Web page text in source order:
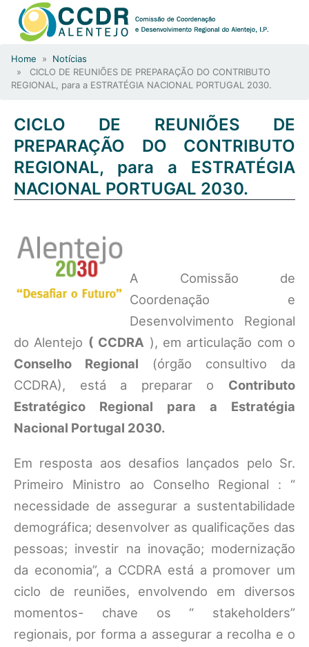
Home » Notícias
» CICLO DE REUNIÕES DE PREPARAÇÃO DO CONTRIBUTO
REGIONAL, para a ESTRATÉGIA NACIONAL PORTUGAL 2030.
CICLO DE REUNIÕES DE
PREPARAÇÃO DO CONTRIBUTO
REGIONAL, para a ESTRATÉGIA
NACIONAL PORTUGAL 2030.
A Comissão de
Coordenação e
Desenvolvimento Regional
do Alentejo ( CCDRA ), em articulação com o
Conselho Regional
(órgão consultivo da
CCDRA), está a preparar o Contributo
Estratégico Regional para a Estratégia
Nacional Portugal 2030.
Em resposta aos desafios lançados pelo Sr.
Primeiro Ministro ao Conselho Regional : “
necessidade de assegurar a sustentabilidade
demográfica; desenvolver as qualificações das
pessoas; investir na inovação; modernização
da economia”, a CCDRA está a promover um
ciclo de reuniões, envolvendo em diversos
momentos- chave os “ stakeholders”
regionais, por forma a assegurar a recolha e o